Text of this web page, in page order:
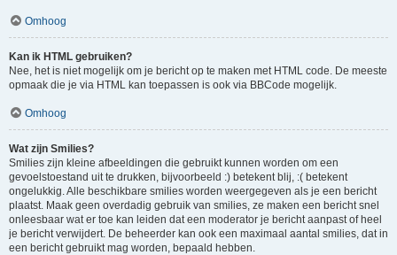
Omhoog
Kan ik HTML gebruiken?
Nee, het is niet mogelijk om je bericht op te maken met HTML code. De meeste
opmaak die je via HTML kan toepassen is ook via BBCode mogelijk.
Omhoog
Wat zijn Smilies?
Smilies zijn kleine afbeeldingen die gebruikt kunnen worden om een
gevoelstoestand uit te drukken, bijvoorbeeld :) betekent blij, :( betekent
ongelukkig. Alle beschikbare smilies worden weergegeven als je een bericht
plaatst. Maak geen overdadig gebruik van smilies, ze maken een bericht snel
onleesbaar wat er toe kan leiden dat een moderator je bericht aanpast of heel
je bericht verwijdert. De beheerder kan ook een maximaal aantal smilies, dat in
een bericht gebruikt mag worden, bepaald hebben.